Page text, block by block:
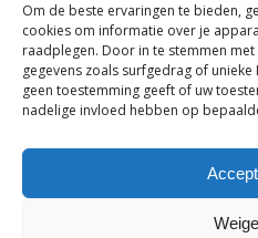
Om de beste ervaringen te bieden,
cookies om informatie over je
raadplegen. Door in te stemmen
gegevens zoals surfgedrag of
geen toestemming geeft of uw
nadelige invloed hebben op
© 2026 Van der Bel Las
Privacyverklaring|
Algemene voorwaarden